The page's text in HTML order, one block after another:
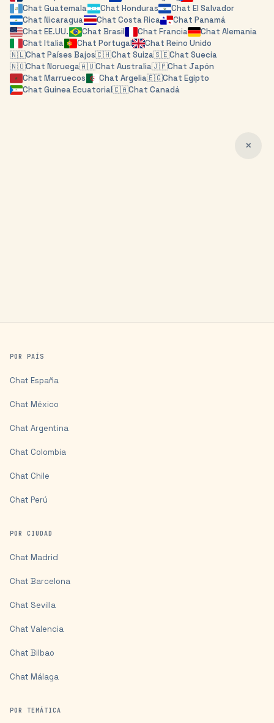
ChatGuatemala Chat Honduras Chat El Salvador
ChatNicaragua Chat Costa Rica Chat Panamá
ChatEE.UU. Chat Brasil Chat Francia ChatAlemania
ChatItalia Chat Portugal Chat Reino Unido
🇳🇱Chat Países Bajos🇨🇭Chat Suiza🇸🇪Chat Suecia
🇳🇴Chat Noruega🇦🇺Chat Australia🇯🇵Chat Japón
ChatMarruecos Chat Argelia🇪🇬Chat Egipto
ChatGuinea Ecuatorial🇨🇦ChatCanadá
✕
POR PAÍS
Chat España
Chat México
Chat Argentina
Chat Colombia
Chat Chile
Chat Perú
POR CIUDAD
Chat Madrid
Chat Barcelona
Chat Sevilla
Chat Valencia
Chat Bilbao
Chat Málaga
POR TEMÁTICA